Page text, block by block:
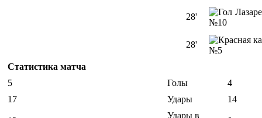
28'
№10
28'
№5
Статистика матча
5
Голы
4
17
Удары 14
Удары в